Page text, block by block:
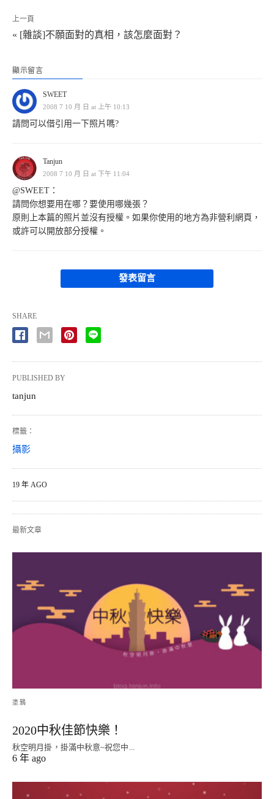
上一頁
« [雜談]不願面對的真相，該怎麼面對？
顯示留言
SWEET
2008 7 10 月 日 at 上午 10:13
請問可以借引用一下照片嗎?
Tanjun
2008 7 10 月 日 at 下午 11:04
@SWEET：
請問你想要用在哪？要使用哪幾張？
原則上本篇的照片並沒有授權。如果你使用的地方為非營利網頁，
或許可以開放部分授權。
發表留言
SHARE
PUBLISHED BY
tanjun
標籤：
攝影
19 年 AGO
最新文章
塗鴉
2020中秋佳節快樂！
秋空明月掛，掛滿中秋意~祝您中...
6 年 ago